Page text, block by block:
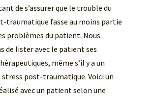
de s’assurer que le trouble du
traumatique fasse au moins partie
problèmes du patient. Nous
de lister avec le patient ses
même s’il y a un
post-traumatique. Voici un
avec un patient selon une